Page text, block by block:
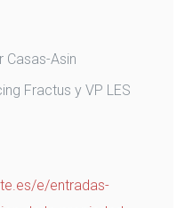
Casas-Asin
Fractus y VP LES
e/entradas-